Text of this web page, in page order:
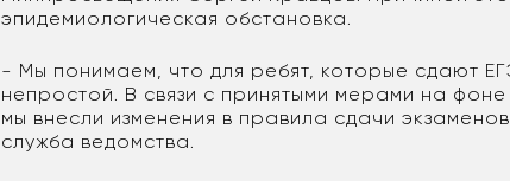
эпидемиологическая обстановка.
- Мы понимаем, что для ребят, которые сдают
непростой. В связи с принятыми мерами на
мы внесли изменения в правила сдачи
служба ведомства.